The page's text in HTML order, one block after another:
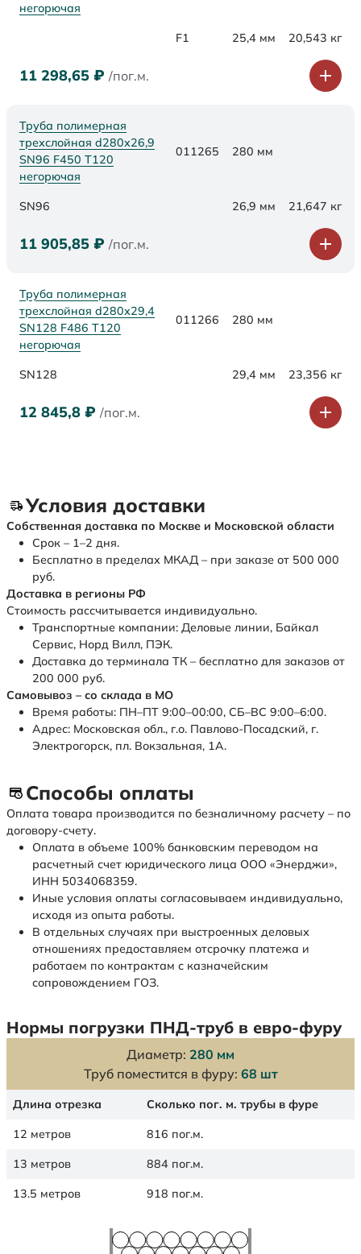
негорючая
F1 25,4 мм 20,543 кг
11 298,65 ₽ /пог.м.
Труба полимерная
трехслойная d280х26,9
SN96 F450 Т120
негорючая
011265 280 мм
SN96 26,9 мм 21,647 кг
11 905,85 ₽ /пог.м.
Труба полимерная
трехслойная d280х29,4
SN128 F486 Т120
негорючая
011266 280 мм
SN128 29,4 мм 23,356 кг
12 845,8 ₽ /пог.м.
Условия доставки
Собственная доставка по Москве и Московской области
Срок – 1–2 дня.
Бесплатно в пределах МКАД – при заказе от 500 000
руб.
Доставка в регионы РФ
Стоимость рассчитывается индивидуально.
Транспортные компании: Деловые линии, Байкал
Сервис, Норд Вилл, ПЭК.
Доставка до терминала ТК – бесплатно для заказов от
200 000 руб.
Самовывоз – со склада в МО
Время работы: ПН–ПТ 9:00–00:00, СБ–ВС 9:00–6:00.
Адрес: Московская обл., г.о. Павлово-Посадский, г.
Электрогорск, пл. Вокзальная, 1А.
Способы оплаты
Оплата товара производится по безналичному расчету – по
договору-счету.
Оплата в объеме 100% банковским переводом на
расчетный счет юридического лица ООО «Энерджи»,
ИНН 5034068359.
Иные условия оплаты согласовываем индивидуально,
исходя из опыта работы.
В отдельных случаях при выстроенных деловых
отношениях предоставляем отсрочку платежа и
работаем по контрактам с казначейским
сопровождением ГОЗ.
Нормы погрузки ПНД-труб в евро-фуру
Диаметр: 280 мм
Труб поместится в фуру: 68 шт
Длина отрезка Сколько пог. м. трубы в фуре
12 метров 816 пог.м.
13 метров 884 пог.м.
13.5 метров 918 пог.м.